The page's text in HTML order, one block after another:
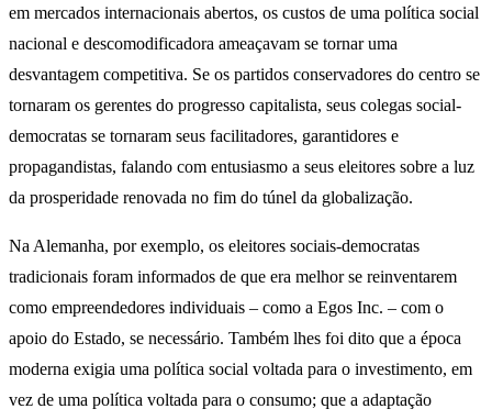
em mercados internacionais abertos, os custos de uma política social
nacional e descomodificadora ameaçavam se tornar uma
desvantagem competitiva. Se os partidos conservadores do centro se
tornaram os gerentes do progresso capitalista, seus colegas social-
democratas se tornaram seus facilitadores, garantidores e
propagandistas, falando com entusiasmo a seus eleitores sobre a luz
da prosperidade renovada no fim do túnel da globalização.
Na Alemanha, por exemplo, os eleitores sociais-democratas
tradicionais foram informados de que era melhor se reinventarem
como empreendedores individuais – como a Egos Inc. – com o
apoio do Estado, se necessário. Também lhes foi dito que a época
moderna exigia uma política social voltada para o investimento, em
vez de uma política voltada para o consumo; que a adaptação